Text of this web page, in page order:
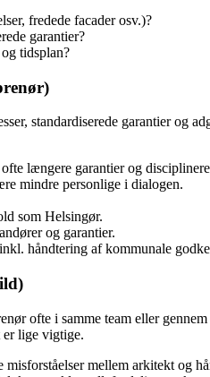
fredede facader osv.)?
garantier?
tidsplan?
standardiserede garantier og
længere garantier og
mindre personlige i dialogen.
som Helsingør.
og garantier.
håndtering af kommunale
ofte i samme team eller
lige vigtige.
mellem arkitekt og